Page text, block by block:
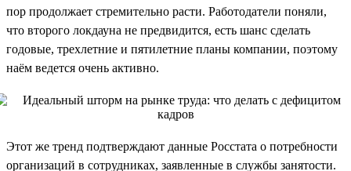
пор продолжает стремительно расти. Работодатели поняли,
что второго локдауна не предвидится, есть шанс сделать
годовые, трехлетние и пятилетние планы компании, поэтому
наём ведется очень активно.
Этот же тренд подтверждают данные Росстата о потребности
организаций в сотрудниках, заявленные в службы занятости.